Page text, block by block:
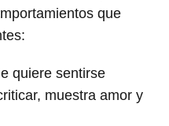
que
quiere sentirse
muestra amor y